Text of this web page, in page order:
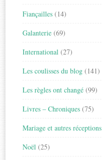
Fiançailles (14)
Galanterie (69)
International (27)
Les coulisses du blog (141)
Les règles ont changé (99)
Livres – Chroniques (75)
Mariage et autres réceptions
Noël (25)